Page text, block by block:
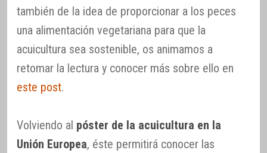
también de la idea de proporcionar a los peces
una alimentación vegetariana para que la
acuicultura sea sostenible, os animamos a
retomar la lectura y conocer más sobre ello en
este post.
Volviendo al póster de la acuicultura en la
Unión Europea, éste permitirá conocer las